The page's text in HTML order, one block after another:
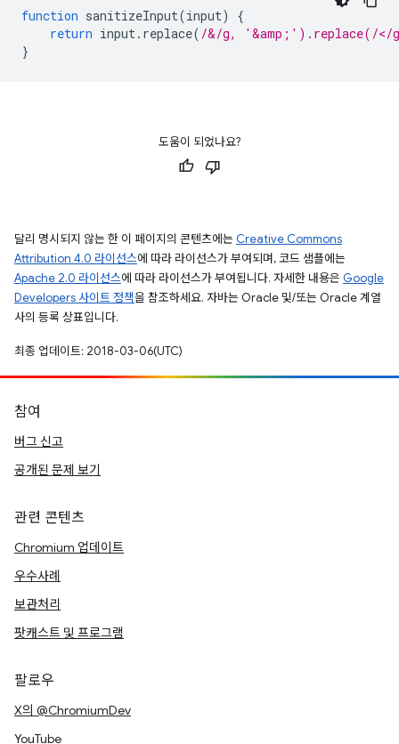
function sanitizeInput(input)
{
return input. replace( /&/g,
}
도움이 되었나요?
달리 명시되지 않는 한 이 페이지의 콘텐츠에는 Creative Commons
Attribution 4.0 라이선스에 따라 라이선스가 부여되며, 코드 샘플에는
Apache 2.0 라이선스에 따라 라이선스가 부여됩니다. 자세한 내용은 Google
Developers 사이트 정책을 참조하세요. 자바는 Oracle 및/또는 Oracle 계열
사의 등록 상표입니다.
최종 업데이트: 2018-03-06(UTC)
참여
버그 신고
공개된 문제 보기
관련 콘텐츠
Chromium 업데이트
우수사례
보관처리
팟캐스트 및 프로그램
팔로우
X의 @ChromiumDev
YouTube